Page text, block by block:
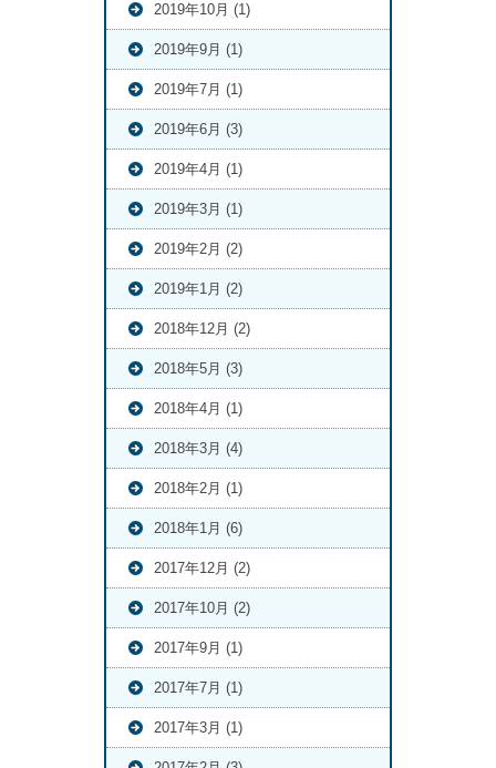
2019年10月 (1)
2019年9月 (1)
2019年7月 (1)
2019年6月 (3)
2019年4月 (1)
2019年3月 (1)
2019年2月 (2)
2019年1月 (2)
2018年12月 (2)
2018年5月 (3)
2018年4月 (1)
2018年3月 (4)
2018年2月 (1)
2018年1月 (6)
2017年12月 (2)
2017年10月 (2)
2017年9月 (1)
2017年7月 (1)
2017年3月 (1)